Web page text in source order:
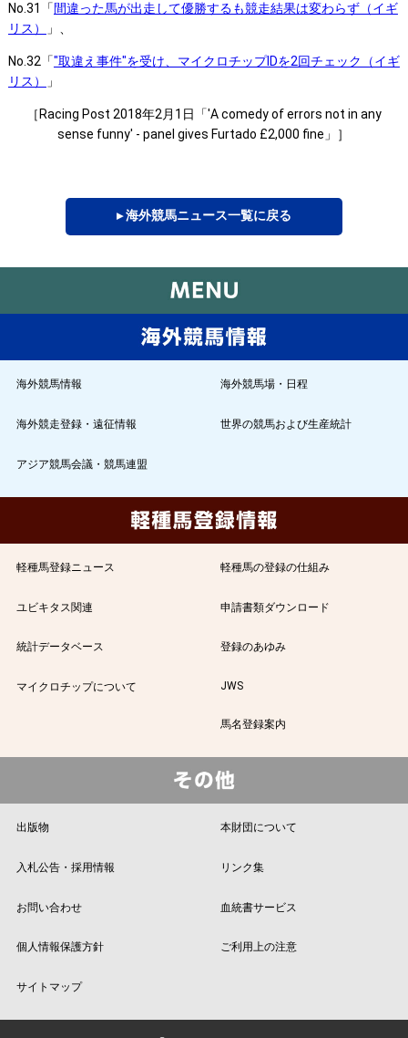
No.31「間違った馬が出走して優勝するも競走結果は変わらず（イギ
リス）
」、
No.32「"取違え事件"を受け、マイクロチップIDを2回チェック（イギ
リス）
」
［Racing Post 2018年2月1日「'A comedy of errors not in any
sense funny' - panel gives Furtado £2,000 fine」］
▸ 海外競馬ニュース一覧に戻る
海外競馬情報 海外競馬場・日程
海外競走登録・遠征情報 世界の競馬および生産統計
アジア競馬会議・競馬連盟
軽種馬登録ニュース 軽種馬の登録の仕組み
ユビキタス関連 申請書類ダウンロード
統計データベース 登録のあゆみ
マイクロチップについて JWS
馬名登録案内
出版物 本財団について
入札公告・採用情報 リンク集
お問い合わせ 血統書サービス
個人情報保護方針 ご利用上の注意
サイトマップ